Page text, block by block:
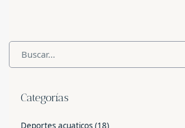
Categorías
Deportes acuaticos (18)